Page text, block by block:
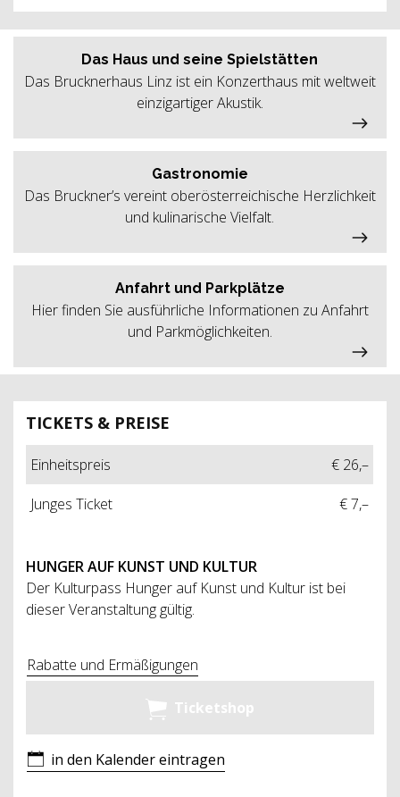
TICKETS & PREISE
Einheitspreis
€ 26,–
Junges Ticket
€ 7,–
HUNGER AUF KUNST UND KULTUR
Der Kulturpass Hunger auf Kunst und Kultur ist bei
dieser Veranstaltung gültig.
Rabatte und Ermäßigungen
Ticketshop
in den Kalender eintragen
Das Haus und seine Spielstätten
Das Brucknerhaus Linz ist ein Konzerthaus mit weltweit
einzigartiger Akustik.
Gastronomie
Das Bruckner’s vereint oberösterreichische Herzlichkeit
und kulinarische Vielfalt.
Anfahrt und Parkplätze
Hier finden Sie ausführliche Informationen zu Anfahrt
und Parkmöglichkeiten.